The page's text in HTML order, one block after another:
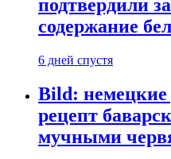
подтвердили
содержание
6 дней спустя
Bild: немецкие
рецепт
мучными